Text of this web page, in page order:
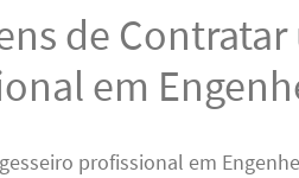
de
em
profissional em